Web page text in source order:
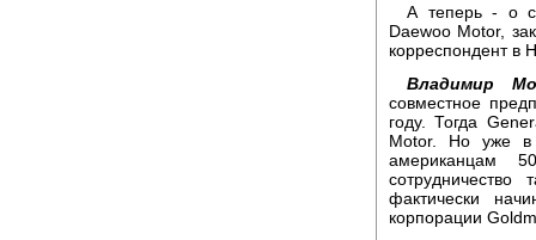
А теперь - о
Daewoo Motor,
корреспондент в
Владимир
совместное
году. Тогда
Motor. Но уже в
американцам
фактически
корпорации